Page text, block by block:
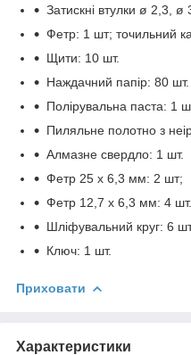
Затискні втулки ø 2,3,
Фетр: 1 шт; точильний
Щити: 10 шт.
Наждачний папір: 80 шт.
Полірувальна паста: 1
Пиляльне полотно з
Алмазне свердло: 1 шт.
Фетр 25 х 6,3 мм: 2 шт;
Фетр 12,7 х 6,3 мм: 4 шт.
Шліфувальний круг: 6
Ключ: 1 шт.
Приховати
Характеристики